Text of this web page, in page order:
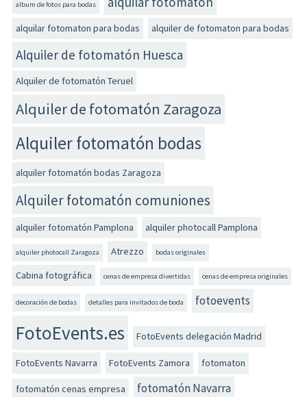
album de fotos para bodas
alquilar fotomaton para bodas alquiler de fotomaton para bodas
Alquiler de fotomatón Huesca
Alquiler de fotomatón Teruel
Alquiler de fotomatón Zaragoza
Alquiler fotomatón bodas
alquiler fotomatón bodas Zaragoza
Alquiler fotomatón comuniones
alquiler fotomatón Pamplona alquiler photocall Pamplona
alquiler photocall Zaragoza Atrezzo bodas originales
Cabina fotográfica cenas de empresa divertidas cenas de empresa originales
decoración de bodas detalles para invitados de boda fotoevents
FotoEvents.es FotoEvents delegación Madrid
FotoEvents Navarra FotoEvents Zamora fotomaton
fotomatón cenas empresa fotomatón Navarra